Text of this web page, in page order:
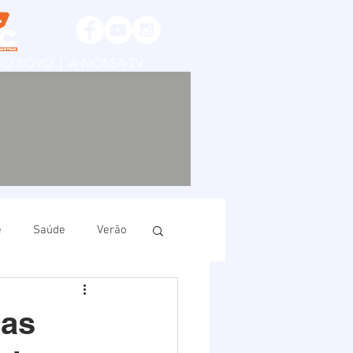
Saúde Verão
Imbituba